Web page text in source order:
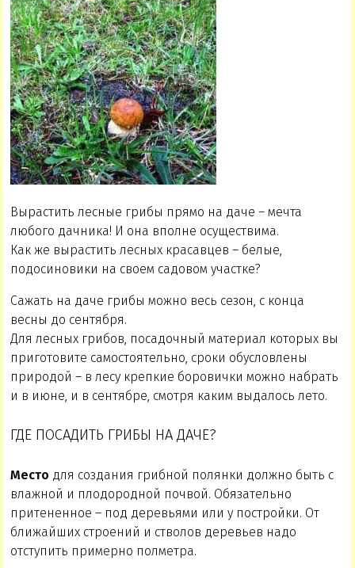
Вырастить лесные грибы прямо на даче – мечта
любого дачника! И она вполне осуществима.
Как же вырастить лесных красавцев – белые,
подосиновики на своем садовом участке?
Сажать на даче грибы можно весь сезон, с конца
весны до сентября.
Для лесных грибов, посадочный материал которых вы
приготовите самостоятельно, сроки обусловлены
природой – в лесу крепкие боровички можно набрать
и в июне, и в сентябре, смотря каким выдалось лето.
ГДЕ ПОСАДИТЬ ГРИБЫ НА ДАЧЕ?
Место для создания грибной полянки должно быть с
влажной и плодородной почвой. Обязательно
притененное – под деревьями или у постройки. От
ближайших строений и стволов деревьев надо
отступить примерно полметра.